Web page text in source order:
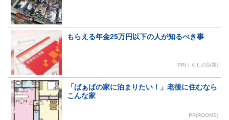
もらえる年金25万円以下の人が知るべき事
PR(くらしの話題)
「ばぁばの家に泊まりたい！」老後に住むなら
こんな家
PR(ROOMS)